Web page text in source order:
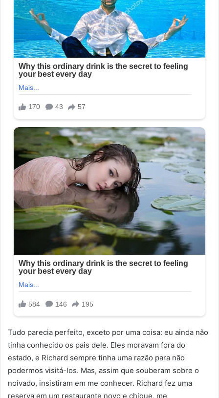
Tudo parecia perfeito, exceto por uma coisa: eu ainda não
tinha conhecido os pais dele. Eles moravam fora do
estado, e Richard sempre tinha uma razão para não
podermos visitá-los. Mas, assim que souberam sobre o
noivado, insistiram em me conhecer. Richard fez uma
reserva em um restaurante novo e chique, me